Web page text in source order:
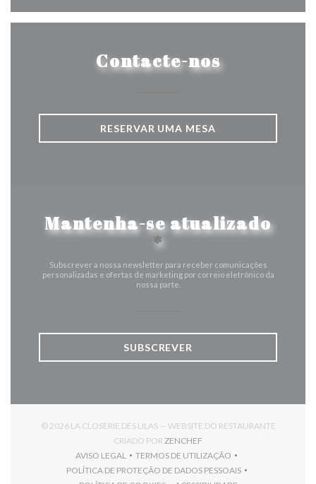
Contacte-nos
RESERVAR UMA MESA
Mantenha-se atualizado
*
Subscrever a nossa newsletter para receber comunicações
personalizadas e ofertas de marketing por correio eletrónico da
nossa parte.
SUBSCREVER
© 2026 LA CLOSERIE DES LILAS — WEBSITE DO RESTAURANTE
CRIADO POR ZENCHEF
AVISO LEGAL
((ABRE NUMA NOVA JANELA))
TERMOS DE UTILIZAÇÃO
((ABRE NUMA NOVA JANELA))
POLÍTICA DE PROTEÇÃO DE DADOS PESSOAIS
((ABRE NUMA NOVA JANELA))